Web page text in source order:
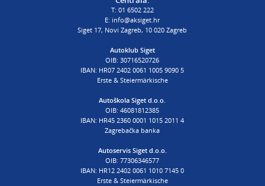
procjena@aksiget.hr
poslovnica Siget
T: 01 6502 222
E: info@aksiget.hr
Siget 17, Novi Zagreb, 10 020 Zagreb
Autoklub Siget
OIB: 30716520726
IBAN: HR07 2402 0061 1005 9090 5
Erste & Steiermärkische
Autoškola Siget d.o.o.
OIB: 46081812385
IBAN: HR45 2360 0001 1015 2011 4
Zagrebačka banka
Autoservis Siget d.o.o.
OIB: 77306346577
IBAN: HR12 2402 0061 1010 7145 0
Erste & Steiermärkische